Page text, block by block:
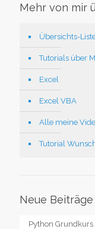
Mehr von mir
Übersichts-
Tutorials über
Excel
Excel VBA
Alle meine
Tutorial
Neue Beiträge
Python